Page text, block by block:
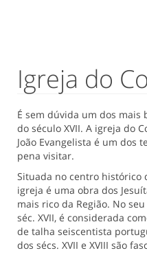
Igreja do
É sem dúvida um dos
do século XVII. A igreja do
João Evangelista é um dos
pena visitar.
Situada no centro histórico
igreja é uma obra dos
mais rico da Região. No
séc. XVII, é considerada
de talha seiscentista
dos sécs. XVII e XVIII são